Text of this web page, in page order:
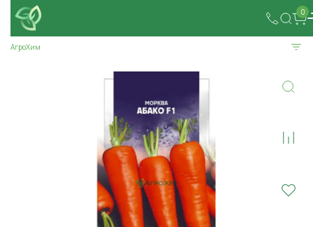
0
АгроХим